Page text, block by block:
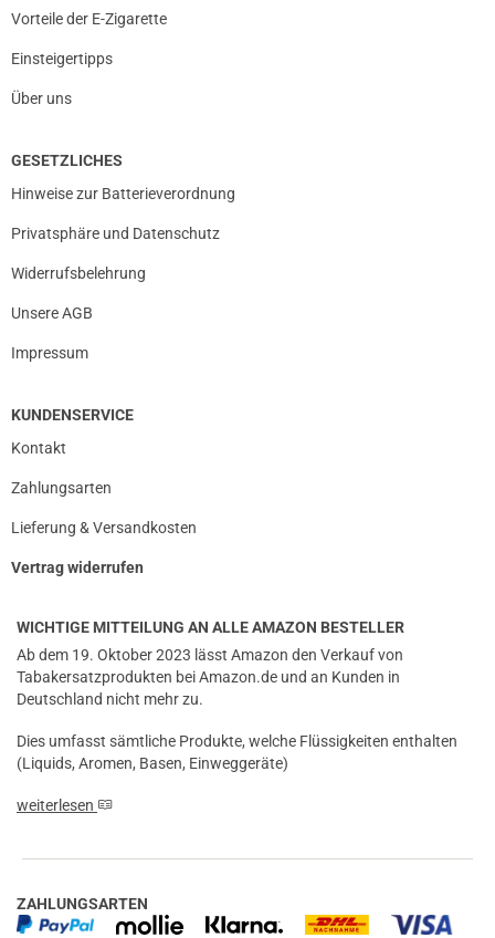
Vorteile der E-Zigarette
Einsteigertipps
Über uns
GESETZLICHES
Hinweise zur Batterieverordnung
Privatsphäre und Datenschutz
Widerrufsbelehrung
Unsere AGB
Impressum
KUNDENSERVICE
Kontakt
Zahlungsarten
Lieferung & Versandkosten
Vertrag widerrufen
WICHTIGE MITTEILUNG AN ALLE AMAZON BESTELLER
Ab dem 19. Oktober 2023 lässt Amazon den Verkauf von
Tabakersatzprodukten bei Amazon.de und an Kunden in
Deutschland nicht mehr zu.
Dies umfasst sämtliche Produkte, welche Flüssigkeiten enthalten
(Liquids, Aromen, Basen, Einweggeräte)
weiterlesen
ZAHLUNGSARTEN